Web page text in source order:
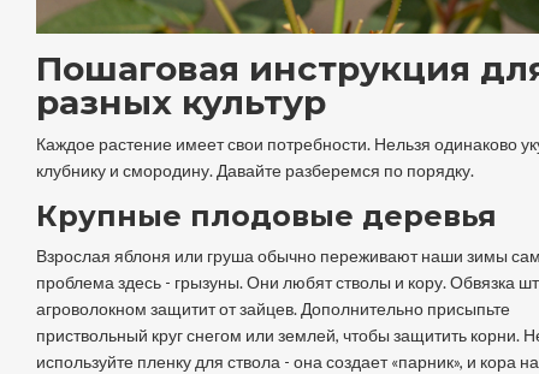
Пошаговая инструкция
разных культур
Каждое растение имеет свои потребности. Нельзя одинаково
клубнику и смородину. Давайте разберемся по порядку.
Крупные плодовые деревья
Взрослая яблоня или груша обычно переживают наши зимы
проблема здесь - грызуны. Они любят стволы и кору. Обвязка
агроволокном защитит от зайцев. Дополнительно присыпьте
приствольный круг снегом или землей, чтобы защитить корни.
используйте пленку для ствола - она создает «парник», и кора